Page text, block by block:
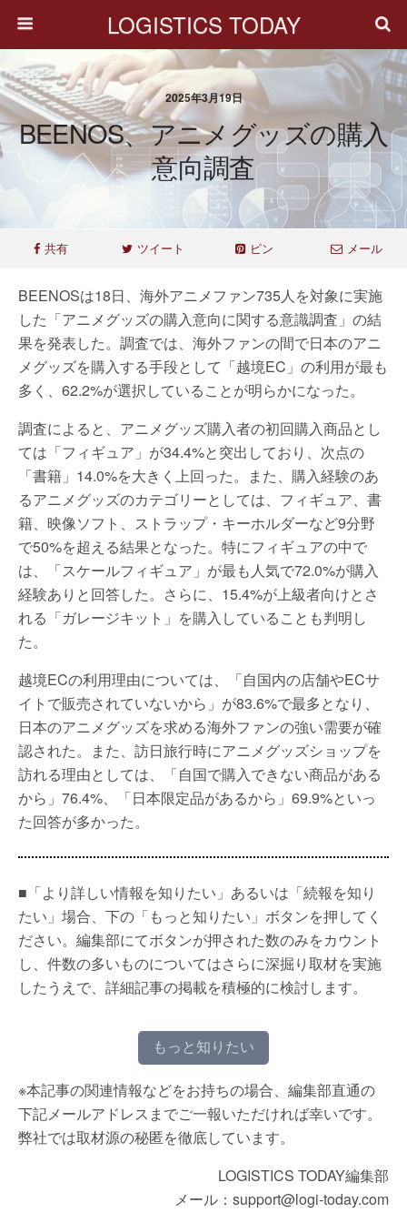
LOGISTICS TODAY
2025年3月19日
BEENOS、アニメグッズの購入
意向調査
共有 ツイート ピン メール
BEENOSは18日、海外アニメファン735人を対象に実施
した「アニメグッズの購入意向に関する意識調査」の結
果を発表した。調査では、海外ファンの間で日本のアニ
メグッズを購入する手段として「越境EC」の利用が最も
多く、62.2%が選択していることが明らかになった。
調査によると、アニメグッズ購入者の初回購入商品とし
ては「フィギュア」が34.4%と突出しており、次点の
「書籍」14.0%を大きく上回った。また、購入経験のあ
るアニメグッズのカテゴリーとしては、フィギュア、書
籍、映像ソフト、ストラップ・キーホルダーなど9分野
で50%を超える結果となった。特にフィギュアの中で
は、「スケールフィギュア」が最も人気で72.0%が購入
経験ありと回答した。さらに、15.4%が上級者向けとさ
れる「ガレージキット」を購入していることも判明し
た。
越境ECの利用理由については、「自国内の店舗やECサ
イトで販売されていないから」が83.6%で最多となり、
日本のアニメグッズを求める海外ファンの強い需要が確
認された。また、訪日旅行時にアニメグッズショップを
訪れる理由としては、「自国で購入できない商品がある
から」76.4%、「日本限定品があるから」69.9%といっ
た回答が多かった。
■「より詳しい情報を知りたい」あるいは「続報を知り
たい」場合、下の「もっと知りたい」ボタンを押してく
ださい。編集部にてボタンが押された数のみをカウント
し、件数の多いものについてはさらに深掘り取材を実施
したうえで、詳細記事の掲載を積極的に検討します。
もっと知りたい
※本記事の関連情報などをお持ちの場合、編集部直通の
下記メールアドレスまでご一報いただければ幸いです。
弊社では取材源の秘匿を徹底しています。
LOGISTICS TODAY編集部
メール：support@logi-today.com